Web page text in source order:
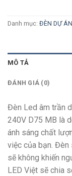
Danh mục: ĐÈN DỰ
MÔ TẢ
ĐÁNH GIÁ (0)
Đèn Led âm trần
240V D75 MB là
ánh sáng chất
việc của bạn. Đèn
sẽ không khiến
LED Việt sẽ chia